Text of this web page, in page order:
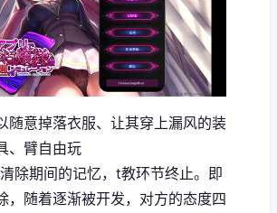
随意掉落衣服、让其穿上漏风的装
、臂自由玩
除期间的记忆，t教环节终止。即
，随着逐渐被开发，对方的态度四